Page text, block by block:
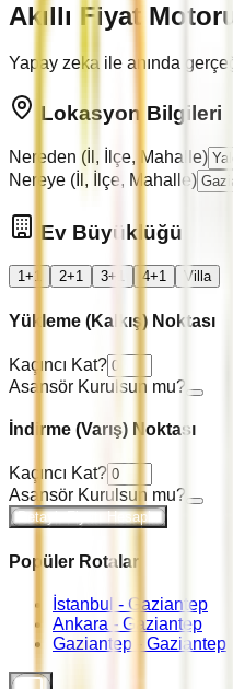
Akıllı Fiyat
Yapay zeka ile anında
Lokasyon Bilgileri
Nereden (İl, İlçe, Mahalle)
Nereye (İl, İlçe, Mahalle)
Ev Büyüklüğü
1+1 2+1 3+1 4+1 Villa
Yükleme (Kalkış) Noktası
Kaçıncı Kat?
Asansör Kurulsun mu?
İndirme (Varış) Noktası
Kaçıncı Kat?
Asansör Kurulsun mu?
Detaylı Fiyatı Hesapla
Popüler Rotalar
İstanbul - Gaziantep
Ankara - Gaziantep
Gaziantep - Gaziantep